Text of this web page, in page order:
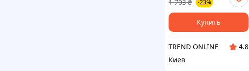
преобразователь
электроэнергии для
1 703 ₴ -23%
Купить
TREND ONLINE
4.8
Киев